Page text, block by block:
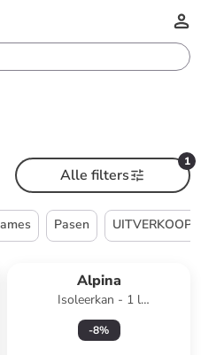
1
Alle filters
Pasen UITVERKOOP
Alpina
Isoleerkan - 1 l
(verrassingsproduct)
-8%